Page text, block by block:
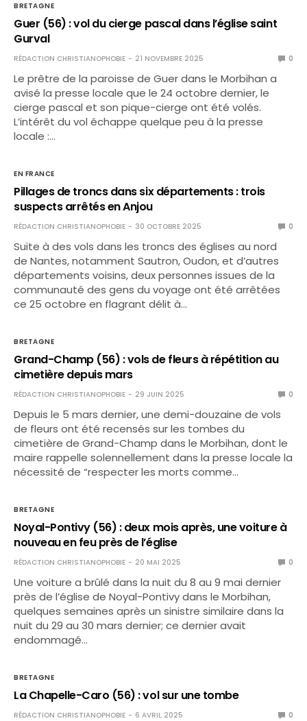
BRETAGNE
Guer (56) : vol du cierge pascal dans l’église saint
Gurval
RÉDACTION CHRISTIANOPHOBIE 21 NOVEMBRE 2025 0
Le prêtre de la paroisse de Guer dans le Morbihan a
avisé la presse locale que le 24 octobre dernier, le
cierge pascal et son pique-cierge ont été volés.
L’intérêt du vol échappe quelque peu à la presse
locale :…
EN FRANCE
Pillages de troncs dans six départements : trois
suspects arrêtés en Anjou
RÉDACTION CHRISTIANOPHOBIE 30 OCTOBRE 2025 0
Suite à des vols dans les troncs des églises au nord
de Nantes, notamment Sautron, Oudon, et d’autres
départements voisins, deux personnes issues de la
communauté des gens du voyage ont été arrêtées
ce 25 octobre en flagrant délit à…
BRETAGNE
Grand-Champ (56) : vols de fleurs à répétition au
cimetière depuis mars
RÉDACTION CHRISTIANOPHOBIE 29 JUIN 2025 0
Depuis le 5 mars dernier, une demi-douzaine de vols
de fleurs ont été recensés sur les tombes du
cimetière de Grand-Champ dans le Morbihan, dont le
maire rappelle solennellement dans la presse locale la
nécessité de “respecter les morts comme…
BRETAGNE
Noyal-Pontivy (56) : deux mois après, une voiture à
nouveau en feu près de l’église
RÉDACTION CHRISTIANOPHOBIE 20 MAI 2025 0
Une voiture a brûlé dans la nuit du 8 au 9 mai dernier
près de l’église de Noyal-Pontivy dans le Morbihan,
quelques semaines après un sinistre similaire dans la
nuit du 29 au 30 mars dernier; ce dernier avait
endommagé…
BRETAGNE
La Chapelle-Caro (56) : vol sur une tombe
RÉDACTION CHRISTIANOPHOBIE 6 AVRIL 2025 0